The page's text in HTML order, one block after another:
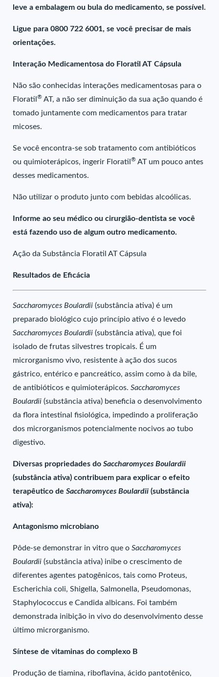
leve a embalagem ou bula do medicamento, se possível.
Ligue para 0800 722 6001, se você precisar de mais
orientações.
Interação Medicamentosa do Floratil AT Cápsula
Não são conhecidas interações medicamentosas para o
Floratil® AT, a não ser diminuição da sua ação quando é
tomado juntamente com medicamentos para tratar
micoses.
Se você encontra-se sob tratamento com antibióticos
ou quimioterápicos, ingerir Floratil® AT um pouco antes
desses medicamentos.
Não utilizar o produto junto com bebidas alcoólicas.
Informe ao seu médico ou cirurgião-dentista se você
está fazendo uso de algum outro medicamento.
Ação da Substância Floratil AT Cápsula
Resultados de Eficácia
Saccharomyces Boulardii (substância ativa) é um
preparado biológico cujo princípio ativo é o levedo
Saccharomyces Boulardii (substância ativa), que foi
isolado de frutas silvestres tropicais. É um
microrganismo vivo, resistente à ação dos sucos
gástrico, entérico e pancreático, assim como à da bile,
de antibióticos e quimioterápicos.Saccharomyces
Boulardii (substância ativa) beneficia o desenvolvimento
da flora intestinal fisiológica, impedindo a proliferação
dos microrganismos potencialmente nocivos ao tubo
digestivo.
Diversas propriedades doSaccharomyces Boulardii
(substância ativa) contribuem para explicar o efeito
terapêutico deSaccharomyces Boulardii (substância
ativa):
Antagonismo microbiano
Pôde-se demonstrar in vitro que oSaccharomyces
Boulardii(substância ativa) inibe o crescimento de
diferentes agentes patogênicos, tais como Proteus,
Escherichia coli, Shigella, Salmonella, Pseudomonas,
Staphylococcus e Candida albicans. Foi também
demonstrada inibição in vivo do desenvolvimento desse
último microrganismo.
Síntese de vitaminas do complexo B
Produção de tiamina, riboflavina, ácido pantotênico,